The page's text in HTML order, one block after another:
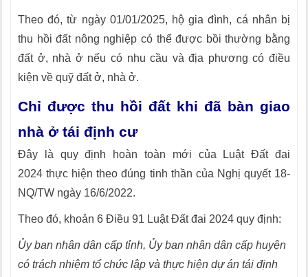
Theo đó, từ ngày 01/01/2025, hộ gia đình, cá nhân bị
thu hồi đất nông nghiệp có thể được bồi thường bằng
đất ở, nhà ở nếu có nhu cầu và địa phương có điều
kiện về quỹ đất ở, nhà ở.
Chỉ được thu hồi đất khi đã bàn giao
nhà ở tái định cư
Đây là quy định hoàn toàn mới của Luật Đất đai
2024 thực hiện theo đúng tinh thần của Nghị quyết 18-
NQ/TW ngày 16/6/2022.
Theo đó, khoản 6 Điều 91 Luật Đất đai 2024 quy định:
Ủy ban nhân dân cấp tỉnh, Ủy ban nhân dân cấp huyện
có trách nhiệm tổ chức lập và thực hiện dự án tái định